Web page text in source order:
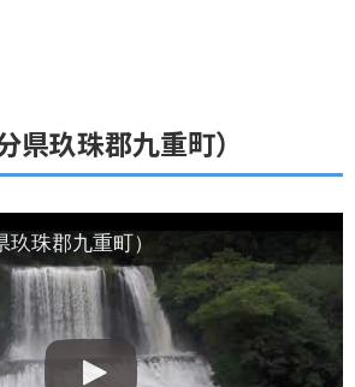
県玖珠郡九重町）
珠郡九重町）